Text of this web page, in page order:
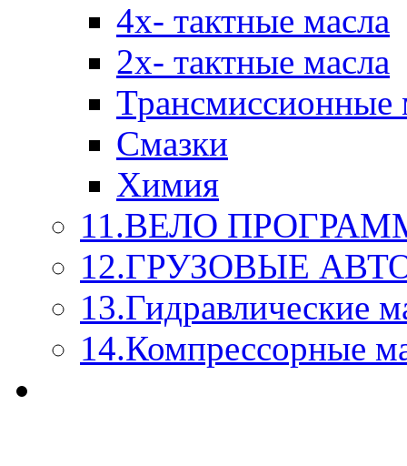
4х- тактные масла
2х- тактные масла
Трансмиссионные
Смазки
Химия
11.ВЕЛО
12.ГРУЗОВЫЕ
13.Гидравлические
14.Компрессорные